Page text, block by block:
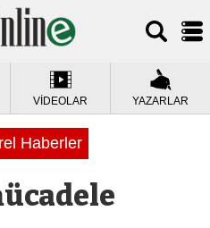
VİDEOLAR YAZARLAR
Haberler